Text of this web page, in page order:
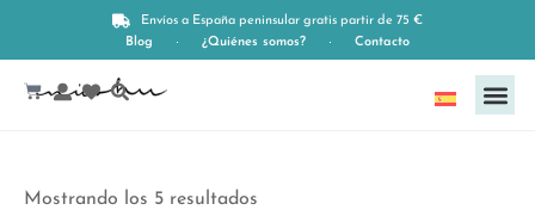
Envíos a España peninsular gratis partir de 75 €
Blog
¿Quiénes somos? Contacto
Español
Mostrando los 5 resultados